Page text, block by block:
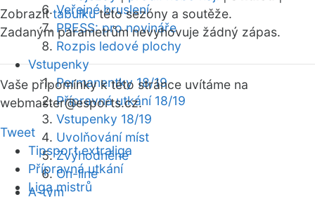
Veřejné bruslení
PRESS: pro novináře
Rozpis ledové plochy
Vstupenky
Permanentky 18/19
Přípravná utkání 18/19
Vstupenky 18/19
Uvolňování míst
Zvýhodněné
On-line
A-tým
Zobrazittabulkutéto sezóny a soutěže.
Zadaným parametrům nevyhovuje žádný zápas.
Vaše připomínky k této stránce uvítáme na
webmaster@esports.cz.
Tweet
Tipsport extraliga
Přípravná utkání
Liga mistrů